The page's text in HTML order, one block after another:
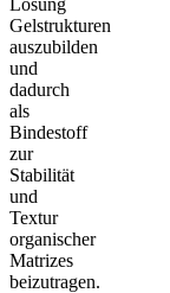
Lösung
Gelstrukturen
auszubilden
und
dadurch
als
Bindestoff
zur
Stabilität
und
Textur
organischer
Matrizes
beizutragen.